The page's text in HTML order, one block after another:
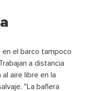
en el barco tampoco
a distancia
aire libre en la
"La bañera